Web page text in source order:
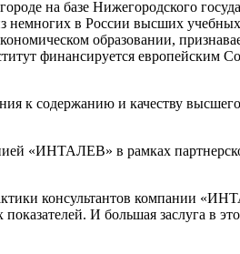
на базе Нижегородского
в России высших учебных
образовании,
финансируется европейским
к содержанию и качеству
«ИНТАЛЕВ» в рамках
консультантов компании
И большая заслуга в